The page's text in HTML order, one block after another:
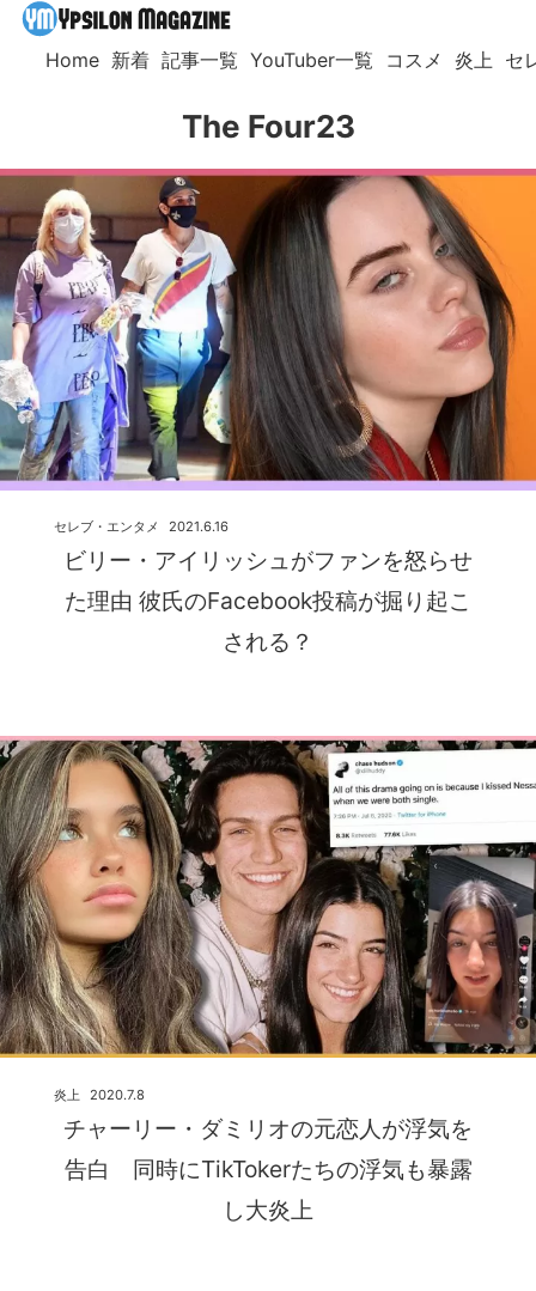
Home 新着 記事一覧 YouTuber一覧 コスメ 炎上 セ
The Four23
ビリー・アイリッシュがファンを怒らせ
た理由 彼氏のFacebook投稿が掘り起こ
される？
2021.6.16
セレブ・エンタメ
チャーリー・ダミリオの元恋人が浮気を
告白 同時にTikTokerたちの浮気も暴露
し大炎上
2020.7.8
炎上